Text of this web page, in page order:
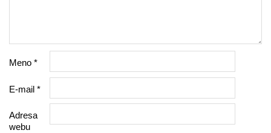
Meno *
E-mail *
Adresa
webu